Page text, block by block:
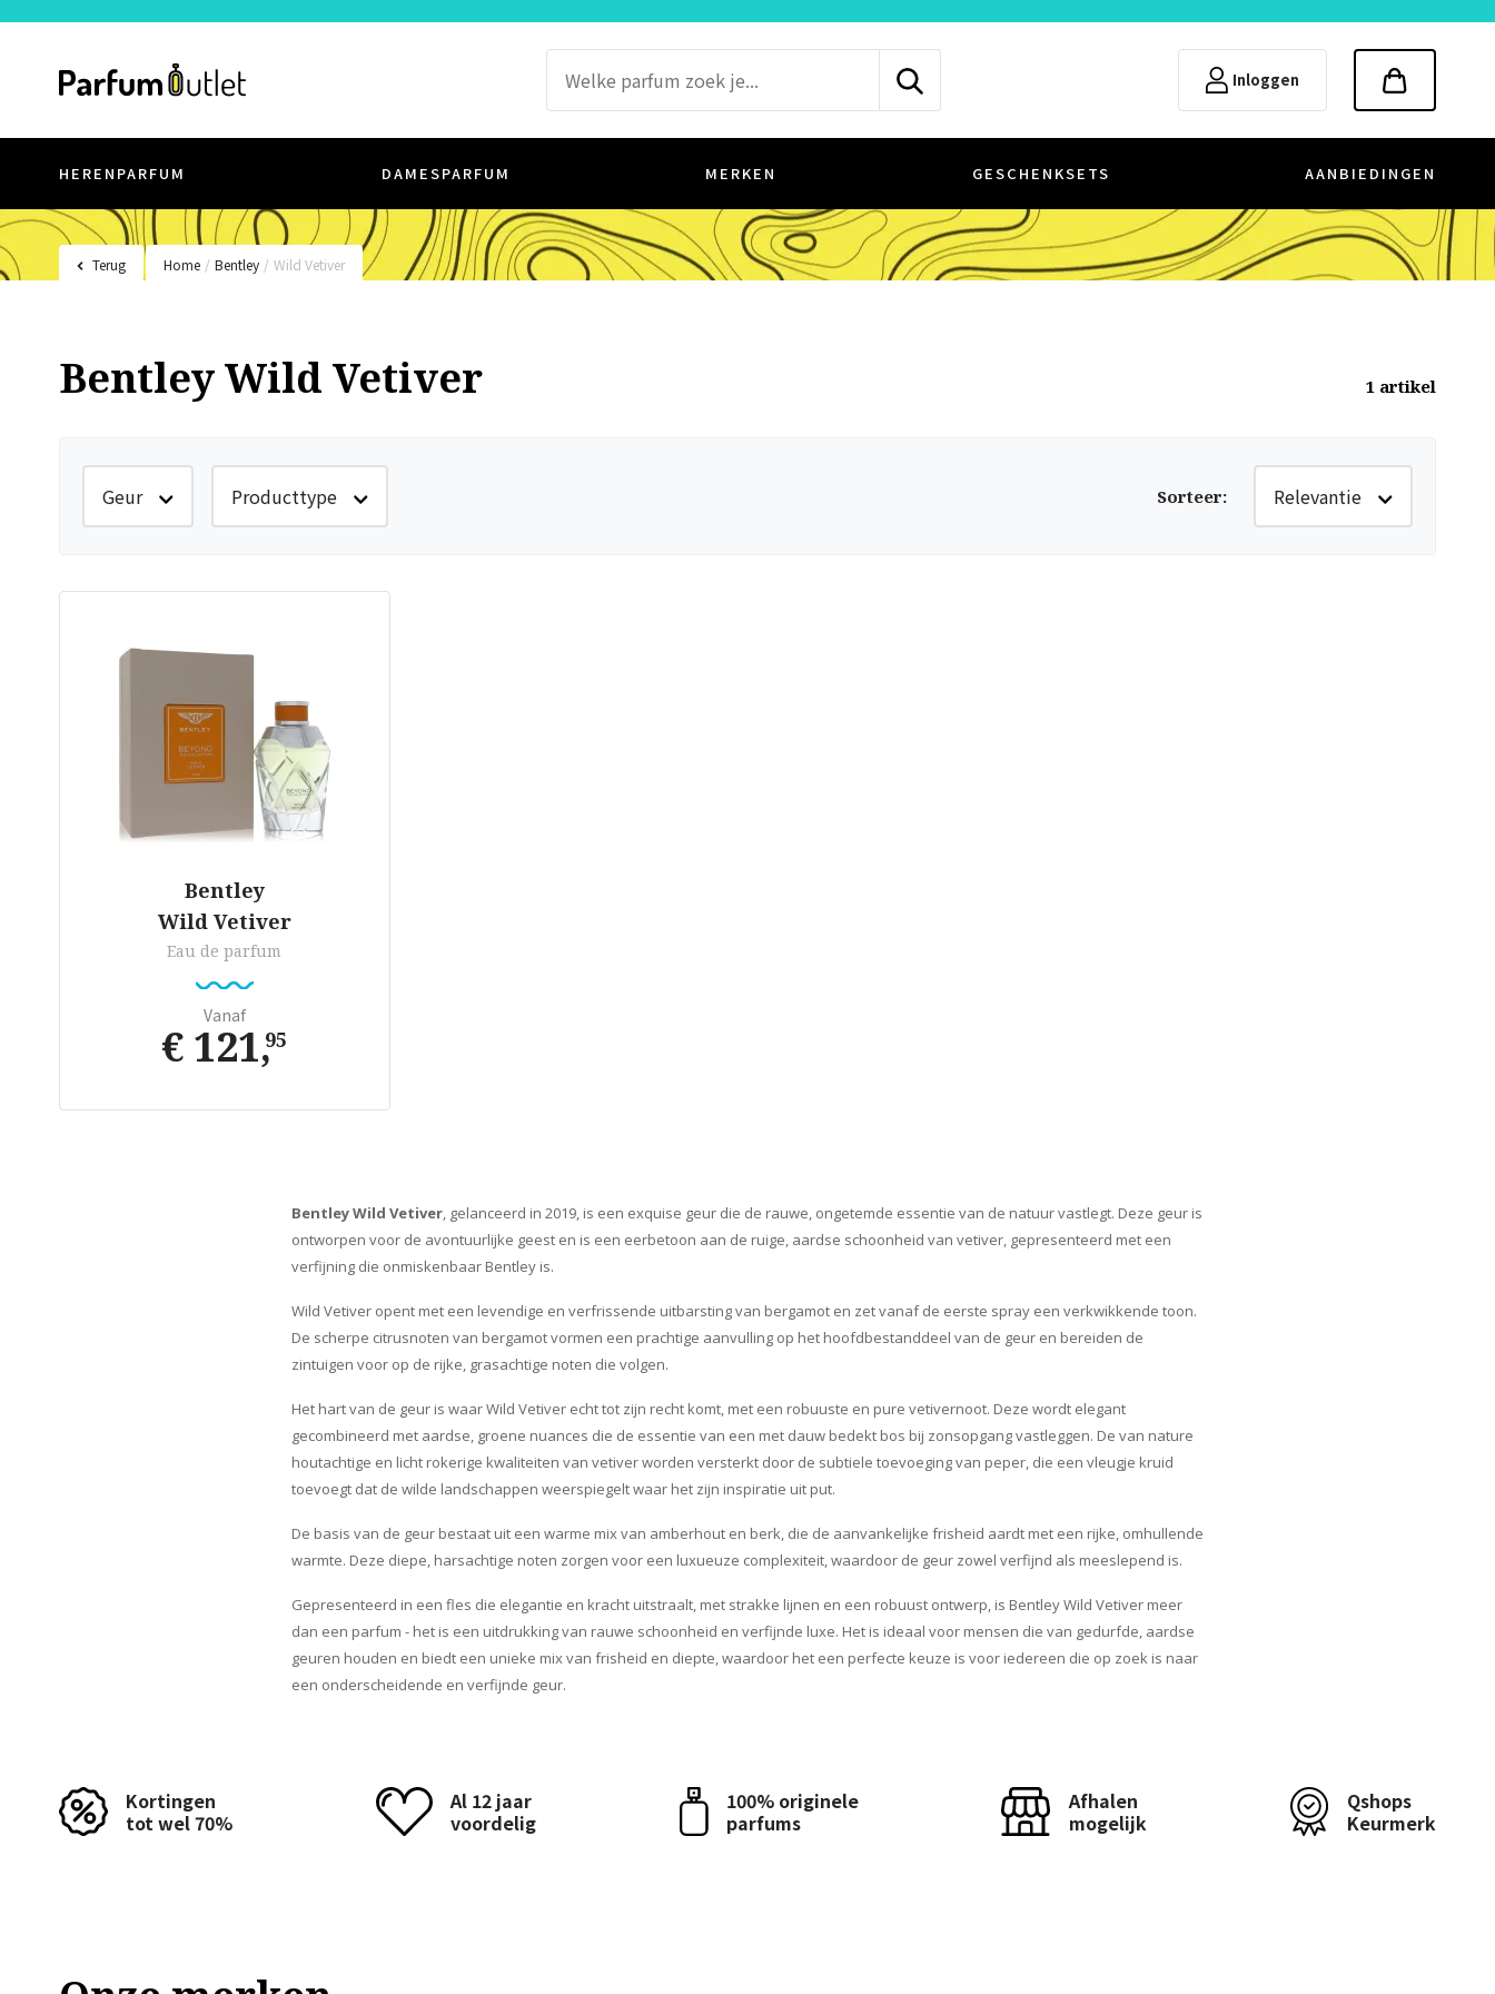
Inloggen
HERENPARFUM DAMESPARFUM MERKEN GESCHENKSETS AANBIEDINGEN
Terug Home / Bentley / Wild Vetiver
Bentley Wild Vetiver 1 artikel
Geur Producttype Sorteer: Relevantie
Bentley
Wild Vetiver
Eau de parfum
Vanaf
€ 121,95
Bentley Wild Vetiver, gelanceerd in 2019, is een exquise geur die de rauwe, ongetemde essentie van de natuur vastlegt. Deze geur is
ontworpen voor de avontuurlijke geest en is een eerbetoon aan de ruige, aardse schoonheid van vetiver, gepresenteerd met een
verfijning die onmiskenbaar Bentley is.
Wild Vetiver opent met een levendige en verfrissende uitbarsting van bergamot en zet vanaf de eerste spray een verkwikkende toon.
De scherpe citrusnoten van bergamot vormen een prachtige aanvulling op het hoofdbestanddeel van de geur en bereiden de
zintuigen voor op de rijke, grasachtige noten die volgen.
Het hart van de geur is waar Wild Vetiver echt tot zijn recht komt, met een robuuste en pure vetivernoot. Deze wordt elegant
gecombineerd met aardse, groene nuances die de essentie van een met dauw bedekt bos bij zonsopgang vastleggen. De van nature
houtachtige en licht rokerige kwaliteiten van vetiver worden versterkt door de subtiele toevoeging van peper, die een vleugje kruid
toevoegt dat de wilde landschappen weerspiegelt waar het zijn inspiratie uit put.
De basis van de geur bestaat uit een warme mix van amberhout en berk, die de aanvankelijke frisheid aardt met een rijke, omhullende
warmte. Deze diepe, harsachtige noten zorgen voor een luxueuze complexiteit, waardoor de geur zowel verfijnd als meeslepend is.
Gepresenteerd in een fles die elegantie en kracht uitstraalt, met strakke lijnen en een robuust ontwerp, is Bentley Wild Vetiver meer
dan een parfum - het is een uitdrukking van rauwe schoonheid en verfijnde luxe. Het is ideaal voor mensen die van gedurfde, aardse
geuren houden en biedt een unieke mix van frisheid en diepte, waardoor het een perfecte keuze is voor iedereen die op zoek is naar
een onderscheidende en verfijnde geur.
Kortingen
tot wel 70%
Al 12 jaar
voordelig
100% originele
parfums
Afhalen
mogelijk
Qshops
Keurmerk